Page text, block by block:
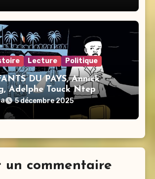
Lecture Politique
DU PAYS, Annick
Adelphe Touck Ntep
5 décembre 2025
un commentaire